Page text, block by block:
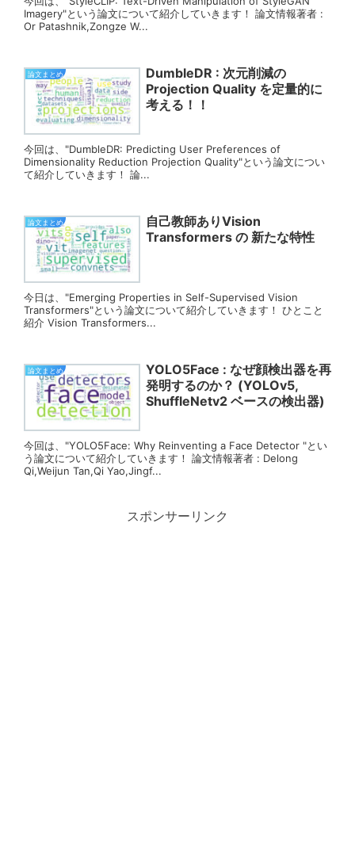
Imagery"という論文について紹介していきます！ 論文情報著者 :
Or Patashnik,Zongze W...
論文まとめ
DumbleDR : 次元削減の
Projection Quality を定量的に
考える！！
今回は、"DumbleDR: Predicting User Preferences of
Dimensionality Reduction Projection Quality"という論文につい
て紹介していきます！ 論...
論文まとめ
自己教師ありVision
Transformers の 新たな特性
今日は、"Emerging Properties in Self-Supervised Vision
Transformers"という論文について紹介していきます！ ひとこと
紹介 Vision Transformers...
論文まとめ
YOLO5Face : なぜ顔検出器を再
発明するのか？ (YOLOv5,
ShuffleNetv2 ベースの検出器)
今回は、"YOLO5Face: Why Reinventing a Face Detector "とい
う論文について紹介していきます！ 論文情報著者 : Delong
Qi,Weijun Tan,Qi Yao,Jingf...
スポンサーリンク